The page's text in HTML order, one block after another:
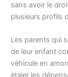
sans avoir le
plusieurs profils
Les parents qui
de leur enfant
véhicule en